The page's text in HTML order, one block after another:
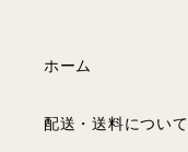
ホーム
配送・送料について